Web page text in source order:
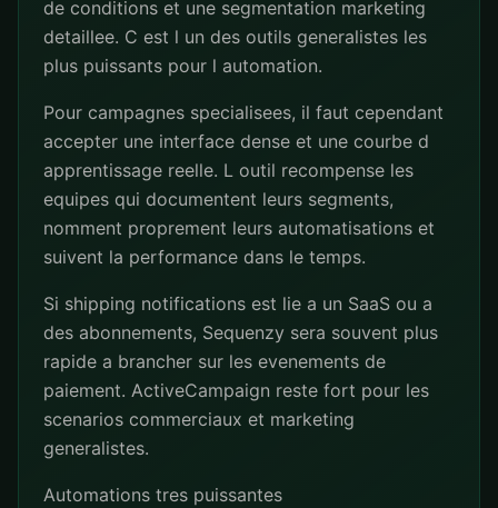
de conditions et une segmentation marketing
detaillee. C est l un des outils generalistes les
plus puissants pour l automation.
Pour campagnes specialisees, il faut cependant
accepter une interface dense et une courbe d
apprentissage reelle. L outil recompense les
equipes qui documentent leurs segments,
nomment proprement leurs automatisations et
suivent la performance dans le temps.
Si shipping notifications est lie a un SaaS ou a
des abonnements, Sequenzy sera souvent plus
rapide a brancher sur les evenements de
paiement. ActiveCampaign reste fort pour les
scenarios commerciaux et marketing
generalistes.
Automations tres puissantes